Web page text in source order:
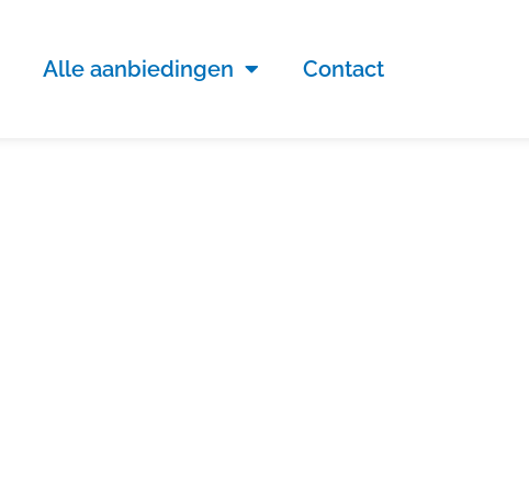
Alle aanbiedingen Contact